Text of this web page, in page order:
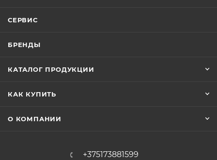
СЕРВИС
БРЕНДЫ
КАТАЛОГ ПРОДУКЦИИ
КАК КУПИТЬ
О КОМПАНИИ
+375173881599